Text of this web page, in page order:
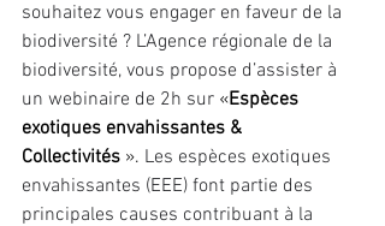
souhaitez vous engager en faveur de la
biodiversité ? L’Agence régionale de la
biodiversité, vous propose d’assister à
un webinaire de 2h sur «Espèces
exotiques envahissantes &
Collectivités ». Les espèces exotiques
envahissantes (EEE) font partie des
principales causes contribuant à la